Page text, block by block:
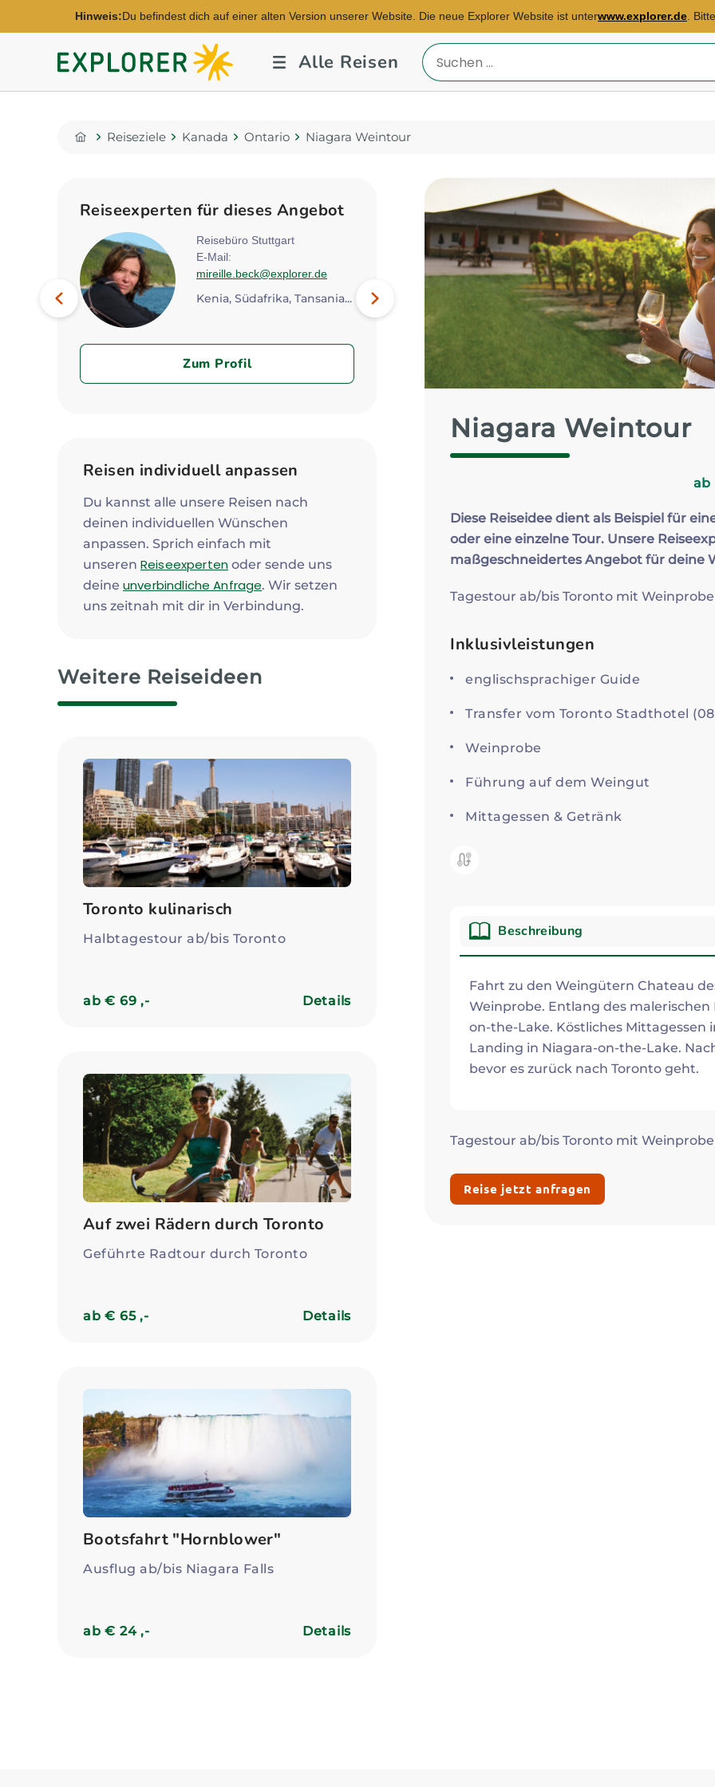
Hinweis:Du befindest dich auf einer alten Version unserer Website. Die neue Explorer Website ist unterwww.explorer.de .
Explorer
Fernreisen
Alle Reisen
Reiseland
eingeben
Home
Reiseziele Kanada Ontario Niagara Weintour
Niagara Weintour
ab
Diese Reiseidee dient als Beispiel für
oder eine einzelne Tour. Unsere
maßgeschneidertes Angebot für deine
Tagestour ab/bis Toronto mit
Inklusivleistungen
englischsprachiger Guide
Transfer vom Toronto Stadthotel
Weinprobe
Führung auf dem Weingut
Mittagessen & Getränk
Kategorie:
Beschreibung
Beschreibung
Fahrt zu den Weingütern Chateau
Weinprobe. Entlang des
on-the-Lake. Köstliches Mittagessen
Landing in Niagara-on-the-Lake.
bevor es zurück nach Toronto geht.
Tagestour ab/bis Toronto mit
Reise jetzt anfragen
Reiseexperten für dieses Angebot
Reisebüro Stuttgart
E-Mail:
mireille.beck@explorer.de
Kenia, Südafrika, Tansania...
Zum Profil
Reisebüro Dresden
E-Mail:
dana.bogner@explorer.de
Südafrika, Indonesien,
Singapur...
Zum Profil
Nächstes
Bild
Reisen individuell anpassen
Du kannst alle unsere Reisen nach
deinen individuellen Wünschen
anpassen. Sprich einfach mit
unseren Reiseexpertenoder sende uns
deine unverbindliche Anfrage. Wir setzen
uns zeitnah mit dir in Verbindung.
Weitere Reiseideen
Toronto kulinarisch
Halbtagestour ab/bis Toronto
ab € 69 ,- Details
Auf zwei Rädern durch Toronto
Geführte Radtour durch Toronto
ab € 65 ,- Details
Bootsfahrt "Hornblower"
Ausflug ab/bis Niagara Falls
ab € 24 ,- Details